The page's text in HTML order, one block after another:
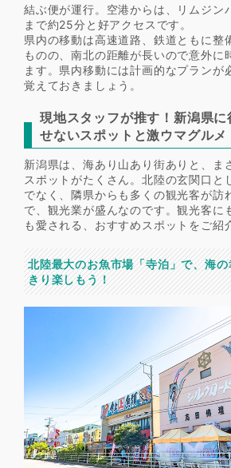
結ぶ便が運行。空港からは、リムジン
まで約25分と好アクセスです。
県内の移動は高速道路、鉄道ともに整
ものの、南北の距離が長いので意外に
ます。県内移動には計画的なプランが
覚えておきましょう。
現地スタッフが推す！新潟県
せないスポットと激ウマグルメ
新潟県は、海あり山あり街ありと、ま
スポットがたくさん。北陸の玄関口と
でなく、隣県からも多くの観光客が訪
で、観光業が盛んなのです。観光客に
も愛される、おすすめスポットをご紹
北陸最大のお魚市場「寺泊」で、海
きり楽しもう！